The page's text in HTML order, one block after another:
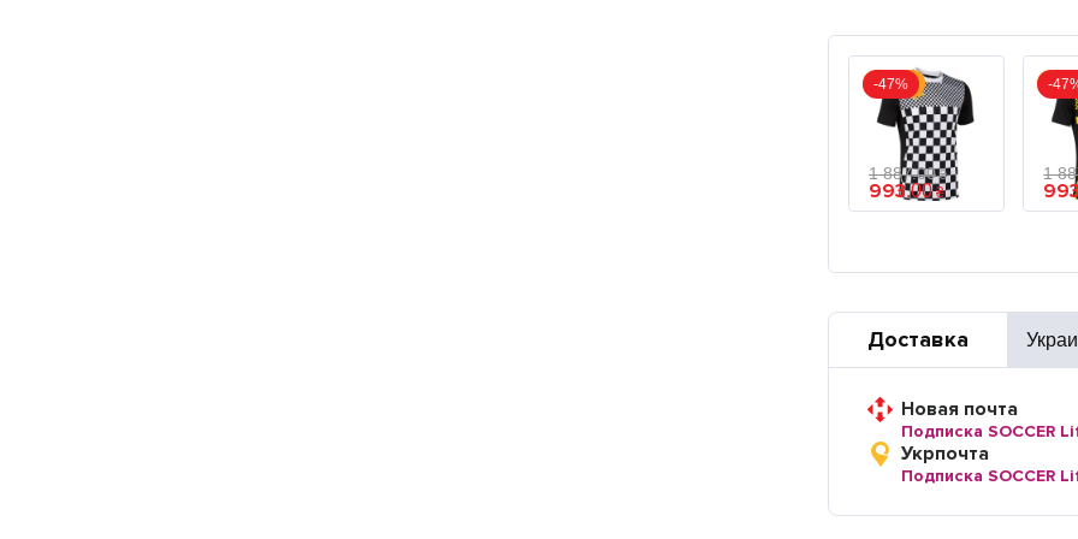
Акция
-47%
1 887.00 ₴
993.00 ₴
-
1
Доставка
Новая почта
Подписка SOCCER
Укрпочта
Подписка SOCCER